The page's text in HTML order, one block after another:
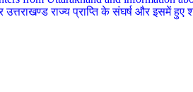
राज्य प्राप्ति के संघर्ष और इसमें